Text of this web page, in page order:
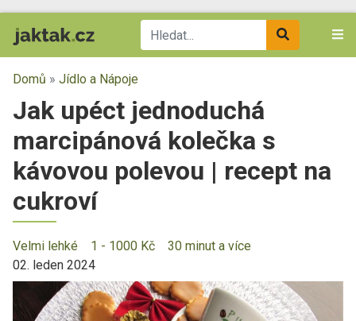
Domů » Jídlo a Nápoje
Jak upéct jednoduchá
marcipánová kolečka s
kávovou polevou | recept na
cukroví
Velmi lehké 1 - 1000 Kč
30 minut a více
02. leden 2024